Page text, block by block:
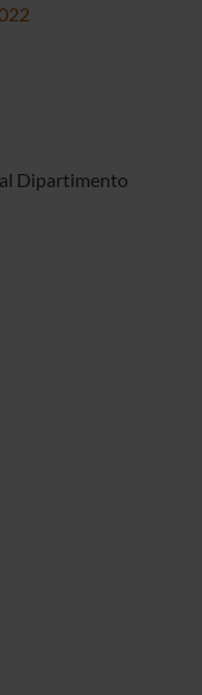
Dipartimento